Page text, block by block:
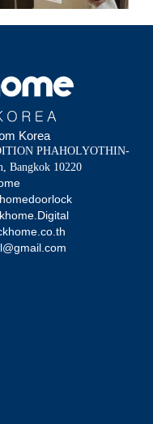
Korea
PHAHOLYOTHIN-
Bangkok 10220